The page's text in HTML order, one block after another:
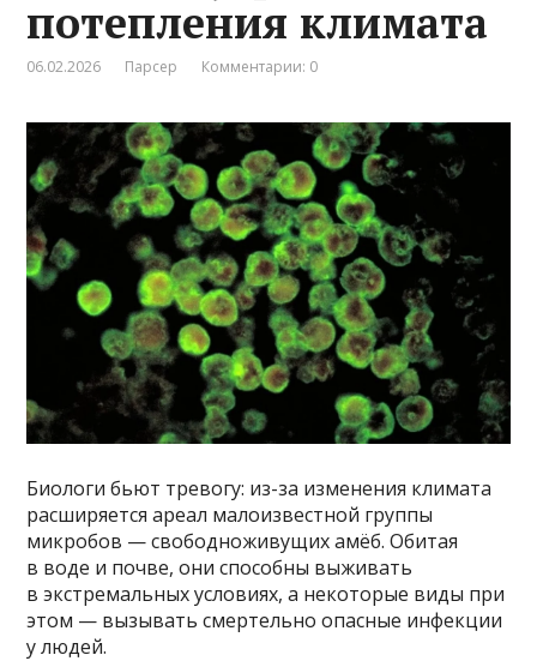
потепления климата
06.02.2026 Парсер Комментарии: 0
Биологи бьют тревогу: из-за изменения климата
расширяется ареал малоизвестной группы
микробов — свободноживущих амёб. Обитая
в воде и почве, они способны выживать
в экстремальных условиях, а некоторые виды при
этом — вызывать смертельно опасные инфекции
у людей.